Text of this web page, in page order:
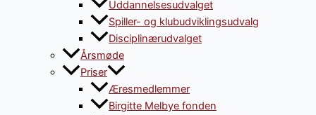
Uddannelsesudvalget
Spiller- og klubudviklingsudvalg
Disciplinærudvalget
Årsmøde
Priser
Æresmedlemmer
Birgitte Melbye fonden